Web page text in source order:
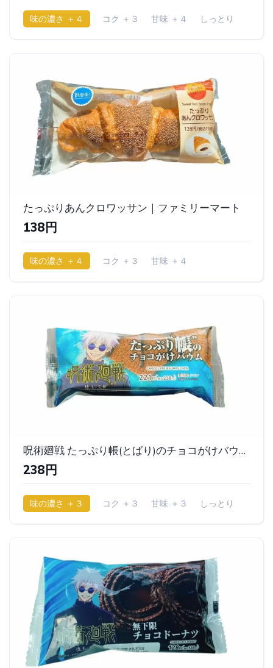
味の濃さ ＋４ コク ＋３ 甘味 ＋４ しっとり
たっぷりあんクロワッサン｜ファミリーマート
138円
味の濃さ ＋４ コク ＋３
甘味 ＋４
呪術廻戦 たっぷり帳(とばり)のチョコがけバウム｜ファミリーマート
238円
味の濃さ ＋３ コク ＋３ 甘味 ＋３ しっとり